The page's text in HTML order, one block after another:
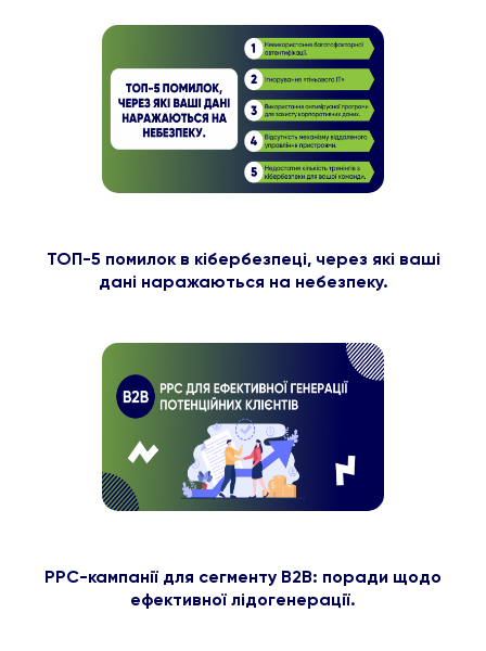
ТОП-5 помилок в кібербезпеці, через які ваші
дані наражаються на небезпеку.
PPC-кампанії для сегменту B2B: поради щодо
ефективної лідогенерації.